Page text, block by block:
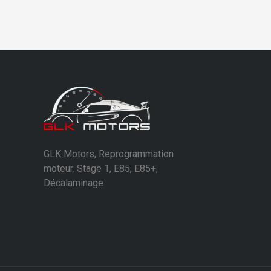
GLK Motors, Reprogrammation
moteur. Stage 1, E85, E85+,
Décalaminage